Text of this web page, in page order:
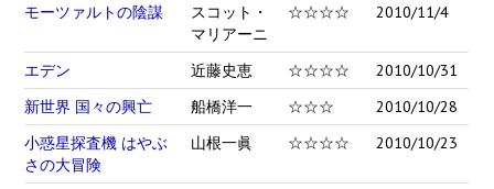
モーツァルトの陰謀
スコット・
マリアーニ
☆☆☆☆ 2010/11/4
エデン 近藤史恵 ☆☆☆☆
2010/10/31
新世界 国々の興亡
船橋洋一 ☆☆☆
2010/10/28
小惑星探査機 はやぶ
さの大冒険
山根一眞 ☆☆☆☆ 2010/10/23